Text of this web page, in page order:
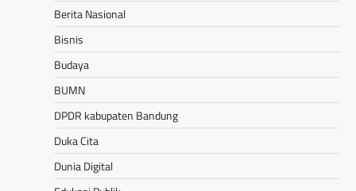
Berita Nasional
Bisnis
Budaya
BUMN
DPDR kabupaten Bandung
Duka Cita
Dunia Digital